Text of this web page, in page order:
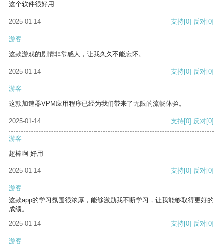
这个软件很好用
2025-01-14 支持[0] 反对[0]
游客
这款游戏的剧情非常感人，让我久久不能忘怀。
2025-01-14 支持[0] 反对[0]
游客
这款加速器VPM应用程序已经为我们带来了无限的流畅体验。
2025-01-14 支持[0] 反对[0]
游客
超棒啊 好用
2025-01-14 支持[0] 反对[0]
游客
这款app的学习氛围很浓厚，能够激励我不断学习，让我能够取得更好的
成绩。
2025-01-14
支持[0] 反对[0]
游客